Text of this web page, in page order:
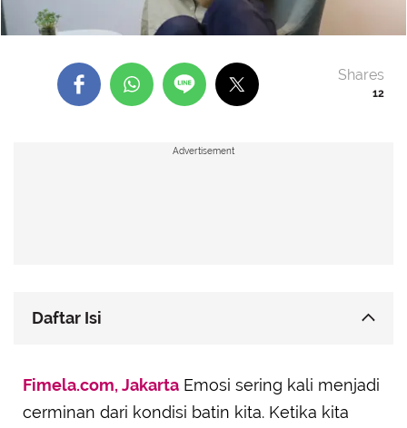
12
Shares
Advertisement
Daftar Isi
Membuka Diri untuk Umpan Balik dengan Pikiran
Terbuka
Fimela.com, Jakarta Emosi sering kali menjadi
cerminan dari kondisi batin kita. Ketika kita